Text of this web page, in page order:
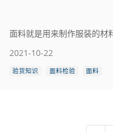
2021-10-22
验货知识 面料检验 面料